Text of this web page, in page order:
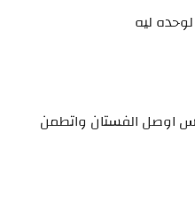
ليه
اوصل الفستان واتطمن